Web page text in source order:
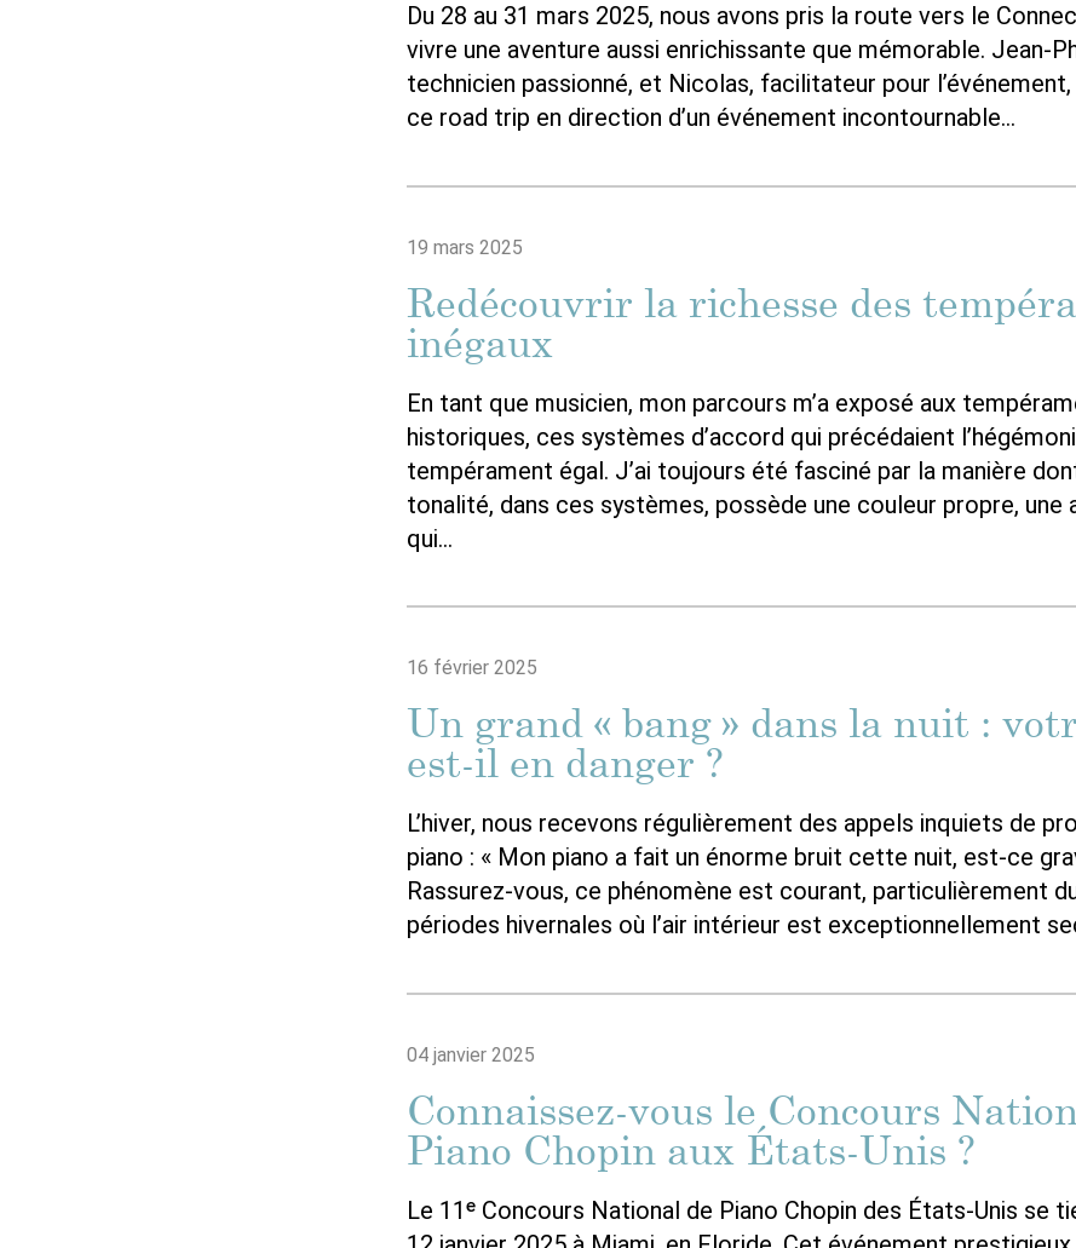
Du 28 au 31 mars 2025, nous avons pris la route vers le
vivre une aventure aussi enrichissante que mémorable. Jean-
technicien passionné, et Nicolas, facilitateur pour
ce road trip en direction d’un événement incontournable…
19 mars 2025
Redécouvrir la richesse des
inégaux
En tant que musicien, mon parcours m’a exposé aux
historiques, ces systèmes d’accord qui précédaient
tempérament égal. J’ai toujours été fasciné par la manière
tonalité, dans ces systèmes, possède une couleur propre, une
qui…
16 février 2025
Un grand « bang » dans la nuit :
est-il en danger ?
L’hiver, nous recevons régulièrement des appels inquiets de
piano : « Mon piano a fait un énorme bruit cette nuit, est-ce
Rassurez-vous, ce phénomène est courant, particulièrement
périodes hivernales où l’air intérieur est exceptionnellement
04 janvier 2025
Connaissez-vous le Concours
Piano Chopin aux États-Unis ?
Le 11ᵉ Concours National de Piano Chopin des États-Unis se